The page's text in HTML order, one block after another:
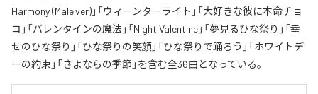
Harmony (Male.ver)」「ウィーンターライト」「大好きな彼に本命チョ
コ」「バレンタインの魔法」「Night Valentine」「夢見るひな祭り」「幸
せのひな祭り」「ひな祭りの笑顔」「ひな祭りで踊ろう」「ホワイトデ
ーの約束」「さよならの季節」を含む全36曲となっている。